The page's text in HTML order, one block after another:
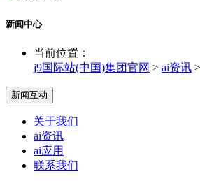
新闻中心
当前位置：
j9国际站(中国)集团官网 > ai资讯 >
新闻互动
关于我们
ai资讯
ai应用
联系我们